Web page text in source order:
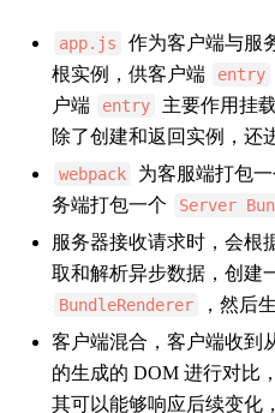
app.js 作为客户端与服
根实例，供客户端 entry
户端
entry 主要作用挂
除了创建和返回实例，还
webpack 为客服端打包
务端打包一个
Server
服务器接收请求时，会根
取和解析异步数据，创建
BundleRenderer ，然后
客户端混合，客户端收到
的生成的 DOM 进行对比
其可以能够响应后续变化